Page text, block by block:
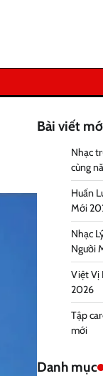
Bài viết
Nhạc
cùng
Huấn
Mới
Nhạc
Người
Việt Vị
2026
Tập
mới
Danh mục